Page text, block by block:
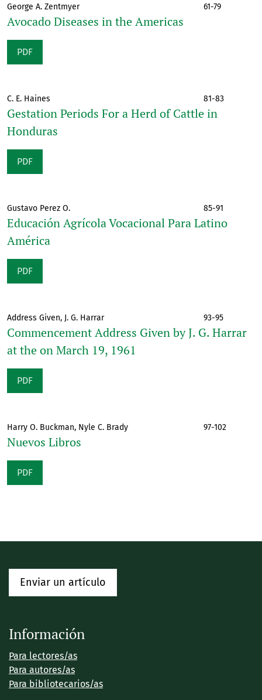
George A. Zentmyer 61-79
Avocado Diseases in the Americas
PDF
C. E. Haines 81-83
Gestation Periods For a Herd of Cattle in
Honduras
PDF
Gustavo Perez O. 85-91
Educación Agrícola Vocacional Para Latino
América
PDF
Address Given, J. G. Harrar 93-95
Commencement Address Given by J. G. Harrar
at the on March 19, 1961
PDF
Harry O. Buckman, Nyle C. Brady 97-102
Nuevos Libros
PDF
Enviar un artículo
Información
Para lectores/as
Para autores/as
Para bibliotecarios/as